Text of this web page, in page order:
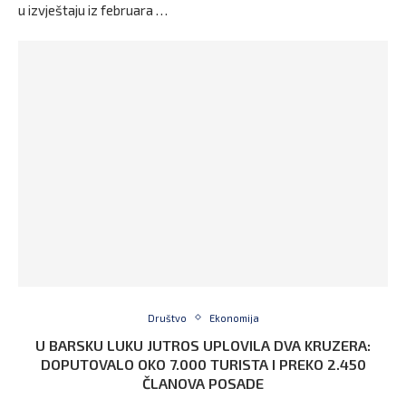
u izvještaju iz februara …
Društvo Ekonomija
U BARSKU LUKU JUTROS UPLOVILA DVA KRUZERA:
DOPUTOVALO OKO 7.000 TURISTA I PREKO 2.450
ČLANOVA POSADE